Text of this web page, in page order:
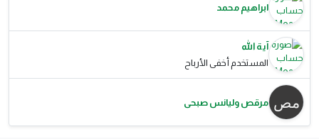
ابراهيم محمد
آية الله
المستخدم أخفى الأرباح
مرقص وليانس صبحى